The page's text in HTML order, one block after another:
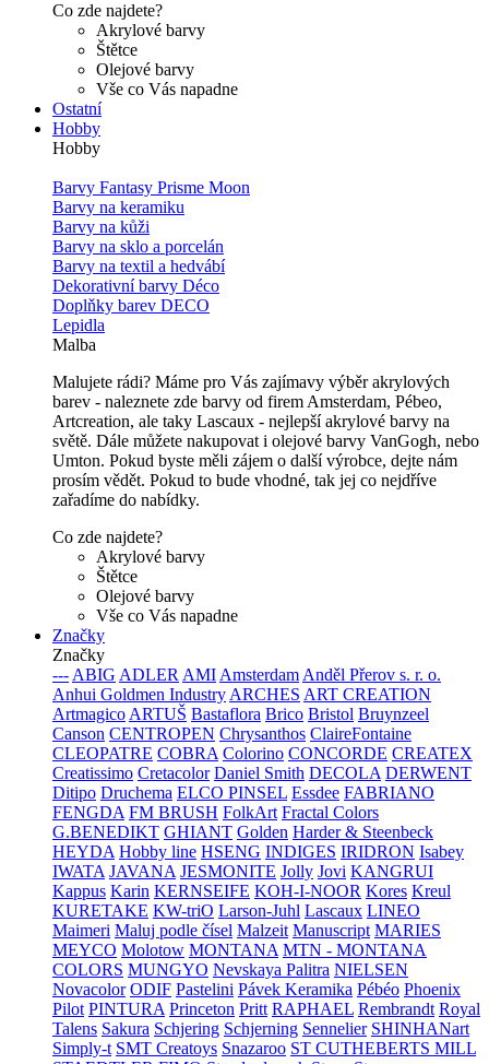
Co zde najdete?
Akrylové barvy
Štětce
Olejové barvy
Vše co Vás napadne
Ostatní
Hobby
Hobby
Barvy Fantasy Prisme Moon
Barvy na keramiku
Barvy na kůži
Barvy na sklo a porcelán
Barvy na textil a hedvábí
Dekorativní barvy Déco
Doplňky barev DECO
Lepidla
Malba
Malujete rádi? Máme pro Vás zajímavy výběr akrylových
barev - naleznete zde barvy od firem Amsterdam, Pébeo,
Artcreation, ale taky Lascaux - nejlepší akrylové barvy na
světě. Dále můžete nakupovat i olejové barvy VanGogh, nebo
Umton. Pokud byste měli zájem o další výrobce, dejte nám
prosím vědět. Pokud to bude vhodné, tak jej co nejdříve
zařadíme do nabídky.
Co zde najdete?
Akrylové barvy
Štětce
Olejové barvy
Vše co Vás napadne
Značky
Značky
--- ABIG ADLER AMI Amsterdam Anděl Přerov s. r. o.
Anhui Goldmen Industry ARCHES ART CREATION
Artmagico ARTUŠ Bastaflora Brico Bristol Bruynzeel
Canson CENTROPEN Chrysanthos ClaireFontaine
CLEOPATRE COBRA Colorino CONCORDE CREATEX
Creatissimo Cretacolor Daniel Smith DECOLA DERWENT
Ditipo Druchema ELCO PINSEL Essdee FABRIANO
FENGDA FM BRUSH FolkArt Fractal Colors
G.BENEDIKT GHIANT Golden Harder & Steenbeck
HEYDA Hobby line HSENG INDIGES IRIDRON Isabey
IWATA JAVANA JESMONITE Jolly Jovi KANGRUI
Kappus Karin KERNSEIFE KOH-I-NOOR Kores Kreul
KURETAKE KW-triO Larson-Juhl Lascaux LINEO
Maimeri Maluj podle čísel Malzeit Manuscript MARIES
MEYCO Molotow MONTANA MTN - MONTANA
COLORS MUNGYO Nevskaya Palitra NIELSEN
Novacolor ODIF Pastelini Pávek Keramika Pébéo Phoenix
Pilot PINTURA Princeton Pritt RAPHAEL Rembrandt Royal
Talens Sakura Schjering Schjerning Sennelier SHINHANart
Simply-t SMT Creatoys Snazaroo ST CUTHEBERTS MILL